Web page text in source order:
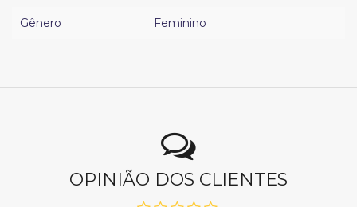
Gênero Feminino
OPINIÃO DOS CLIENTES